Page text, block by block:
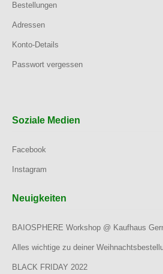
Bestellungen
Adressen
Konto-Details
Passwort vergessen
Soziale Medien
Facebook
Instagram
Neuigkeiten
BAIOSPHERE Workshop @ Kaufhaus
Alles wichtige zu deiner
BLACK FRIDAY 2022